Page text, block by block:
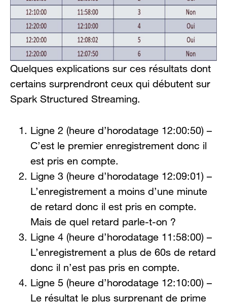
Quelques explications sur ces résultats dont
certains surprendront ceux qui débutent sur
Spark Structured Streaming.
Ligne 2 (heure d’horodatage 12:00:50) –
C’est le premier enregistrement donc il
est pris en compte.
Ligne 3 (heure d’horodatage 12:09:01) –
L’enregistrement a moins d’une minute
de retard donc il est pris en compte.
Mais de quel retard parle-t-on ?
Ligne 4 (heure d’horodatage 11:58:00) –
L’enregistrement a plus de 60s de retard
donc il n’est pas pris en compte.
Ligne 5 (heure d’horodatage 12:10:00) –
Le résultat le plus surprenant de prime